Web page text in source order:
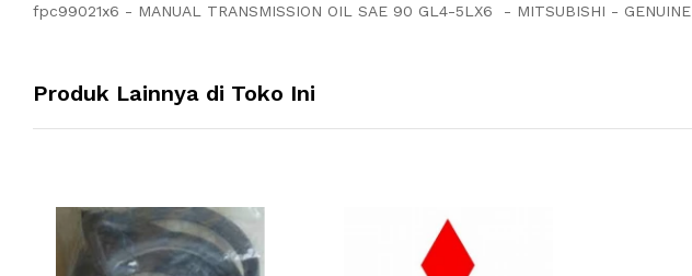
fpc99021x6 - MANUAL TRANSMISSION OIL SAE 90 GL4-5LX6 - MITSUBISHI - GENUINE
Produk Lainnya di Toko Ini